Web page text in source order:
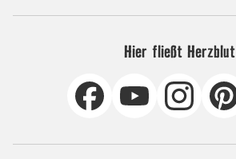
Hier fließt Herzblut